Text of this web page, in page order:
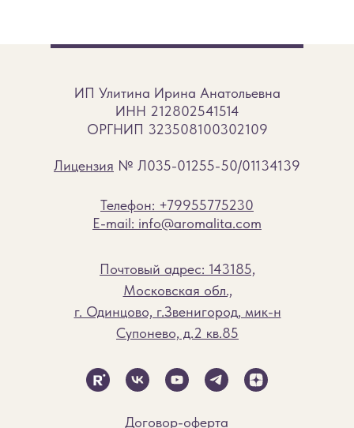
ИП Улитина Ирина Анатольевна
ИНН 212802541514
ОРГНИП 323508100302109
Лицензия № Л035-01255-50/01134139
Договор-оферта
Телефон: +79955775230
E-mail: info@aromalita.com
Почтовый адрес: 143185,
Московская обл.,
г. Одинцово, г.Звенигород, мик-н
Супонево, д.2 кв.85